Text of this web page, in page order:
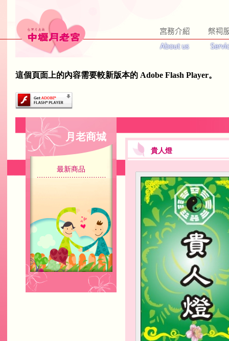
這個頁面上的內容需要較新版本的 Adobe Flash Player。
月老商城
最新商品
貴人燈